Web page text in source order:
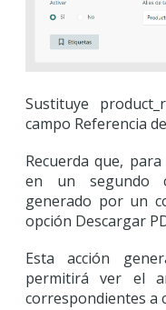
Sustituye
campo Referencia
Recuerda que,
en un segundo
generado por un
opción Descargar
Esta acción
permitirá ver el
correspondientes a